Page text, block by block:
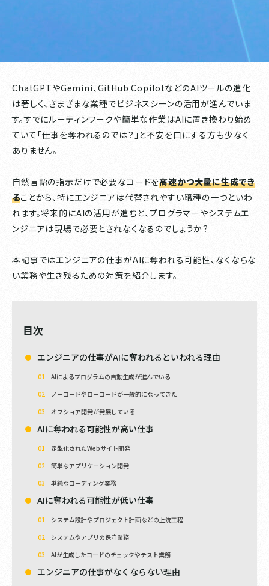
ChatGPTやGemini、GitHub CopilotなどのAIツールの進化
は著しく、さまざまな業種でビジネスシーンの活用が進んでいま
す。すでにルーティンワークや簡単な作業はAIに置き換わり始め
ていて「仕事を奪われるのでは？」と不安を口にする方も少なく
ありません。
自然言語の指示だけで必要なコードを高速かつ大量に生成でき
ることから、特にエンジニアは代替されやすい職種の一つといわ
れます。将来的にAIの活用が進むと、プログラマーやシステムエ
ンジニアは現場で必要とされなくなるのでしょうか？
本記事ではエンジニアの仕事がAIに奪われる可能性、なくならな
い業務や生き残るための対策を紹介します。
目次
エンジニアの仕事がAIに奪われるといわれる理由
AIによるプログラムの自動生成が進んでいる
ノーコードやローコードが一般的になってきた
オフショア開発が発展している
AIに奪われる可能性が高い仕事
定型化されたWebサイト開発
簡単なアプリケーション開発
単純なコーディング業務
AIに奪われる可能性が低い仕事
システム設計やプロジェクト計画などの上流工程
システムやアプリの保守業務
AIが生成したコードのチェックやテスト業務
エンジニアの仕事がなくならない理由